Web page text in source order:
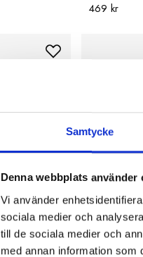
Samtycke
Denna webbplats använder
Vi använder
sociala medier och
till de sociala medier och
med annan information som
469 kr